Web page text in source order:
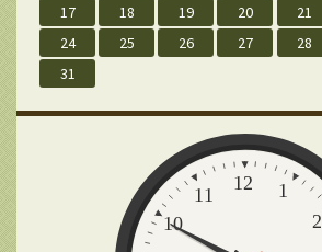
17
18 19 20 21
24
25 26 27 28
31
1
2
10
11
12